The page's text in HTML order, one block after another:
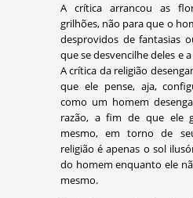
A crítica arrancou as
grilhões, não para que o
desprovidos de fantasias
que se desvencilhe deles e
A crítica da religião
que ele pense, aja,
como um homem
razão, a fim de que ele
mesmo, em torno de
religião é apenas o sol
do homem enquanto ele
mesmo.